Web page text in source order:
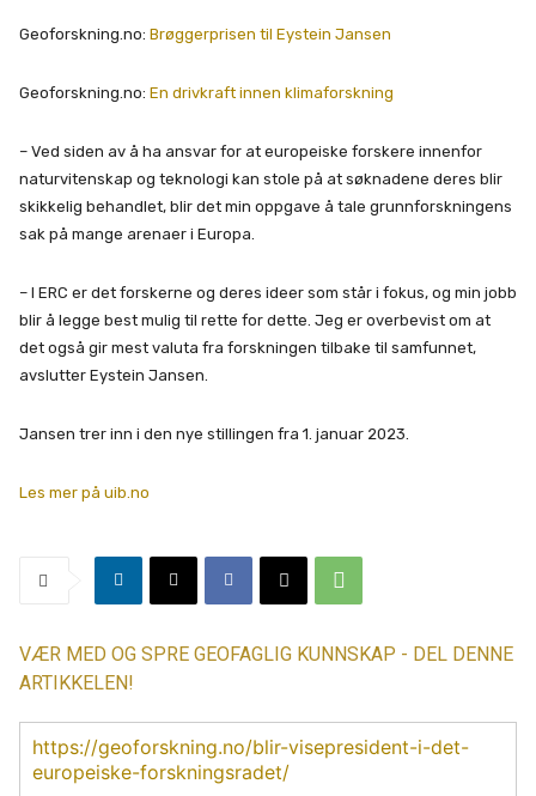
Geoforskning.no: Brøggerprisen til Eystein Jansen
Geoforskning.no: En drivkraft innen klimaforskning
– Ved siden av å ha ansvar for at europeiske forskere innenfor
naturvitenskap og teknologi kan stole på at søknadene deres blir
skikkelig behandlet, blir det min oppgave å tale grunnforskningens
sak på mange arenaer i Europa.
– I ERC er det forskerne og deres ideer som står i fokus, og min jobb
blir å legge best mulig til rette for dette. Jeg er overbevist om at
det også gir mest valuta fra forskningen tilbake til samfunnet,
avslutter Eystein Jansen.
Jansen trer inn i den nye stillingen fra 1. januar 2023.
Les mer på uib.no
VÆR MED OG SPRE GEOFAGLIG KUNNSKAP - DEL DENNE
ARTIKKELEN!
https://geoforskning.no/blir-visepresident-i-det-
europeiske-forskningsradet/